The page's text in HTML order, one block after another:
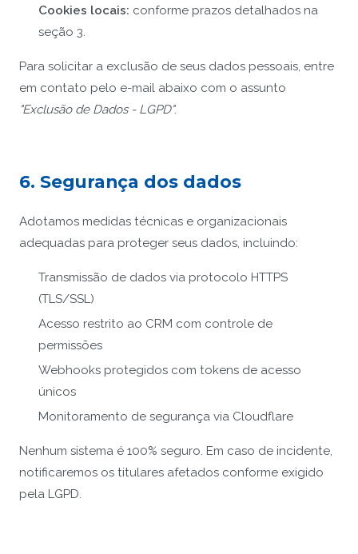
Cookies locais: conforme prazos detalhados na
seção 3.
Para solicitar a exclusão de seus dados pessoais, entre
em contato pelo e-mail abaixo com o assunto
"Exclusão de Dados - LGPD".
6. Segurança dos dados
Adotamos medidas técnicas e organizacionais
adequadas para proteger seus dados, incluindo:
Transmissão de dados via protocolo HTTPS
(TLS/SSL)
Acesso restrito ao CRM com controle de
permissões
Webhooks protegidos com tokens de acesso
únicos
Monitoramento de segurança via Cloudflare
Nenhum sistema é 100% seguro. Em caso de incidente,
notificaremos os titulares afetados conforme exigido
pela LGPD.